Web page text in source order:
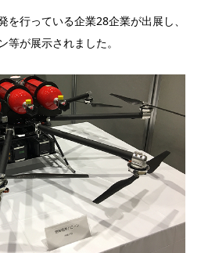
を行っている企業28企業が出展し、
が展示されました。